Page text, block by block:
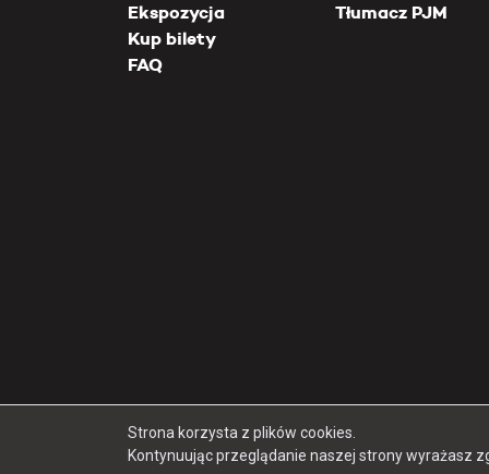
Ekspozycja
Kup bilety
FAQ
Tłumacz PJM
Strona korzysta z plików cookies.
Kontynuując przeglądanie naszej strony wyrażasz